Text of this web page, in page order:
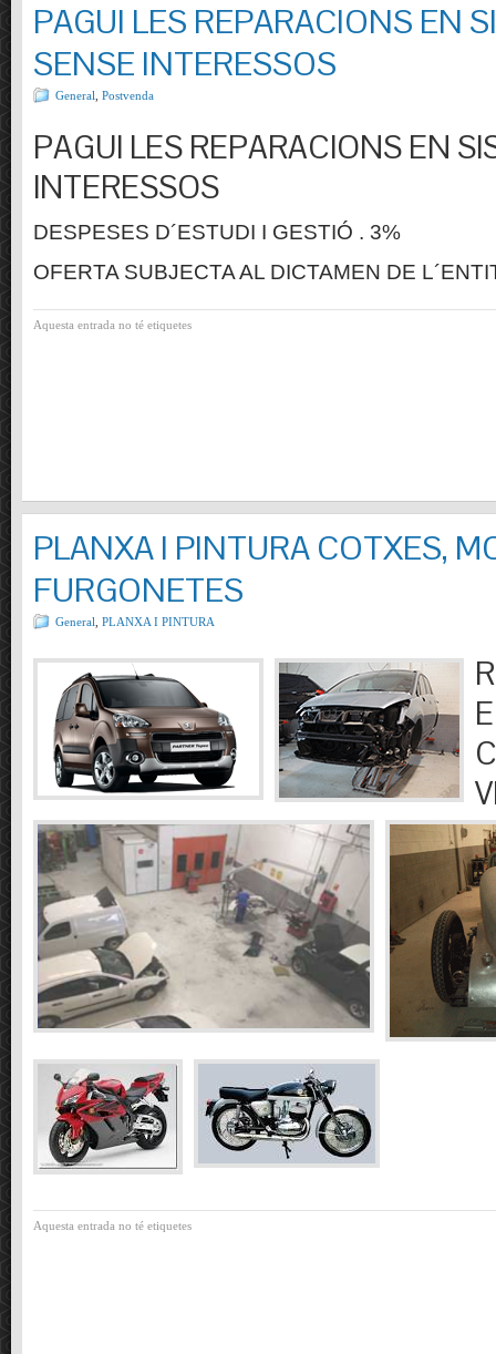
PAGUI LES REPARACIONS EN
SENSE INTERESSOS
General Postvenda
PAGUI LES REPARACIONS EN
INTERESSOS
DESPESES D´ESTUDI I GESTIÓ . 3%
OFERTA SUBJECTA AL DICTAMEN DE
Aquesta entrada no té etiquetes
PLANXA I PINTURA COTXES,
FURGONETES
General PLANXA I PINTURA
Aquesta entrada no té etiquetes